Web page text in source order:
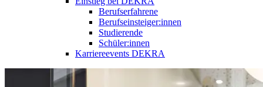
Berufserfahrene
Berufseinsteiger:innen
Studierende
Schüler:innen
Karriereevents DEKRA